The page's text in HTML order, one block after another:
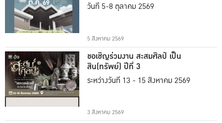
วันที่ 5-8 ตุลาคม 2569
5 สิงหาคม 2569
ขอเชิญร่วมงาน สะสมศิลป์ เป็น
สิน(ทรัพย์) ปีที่ 3
ระหว่างวันที่ 13 - 15 สิงหาคม 2569
3 สิงหาคม 2569